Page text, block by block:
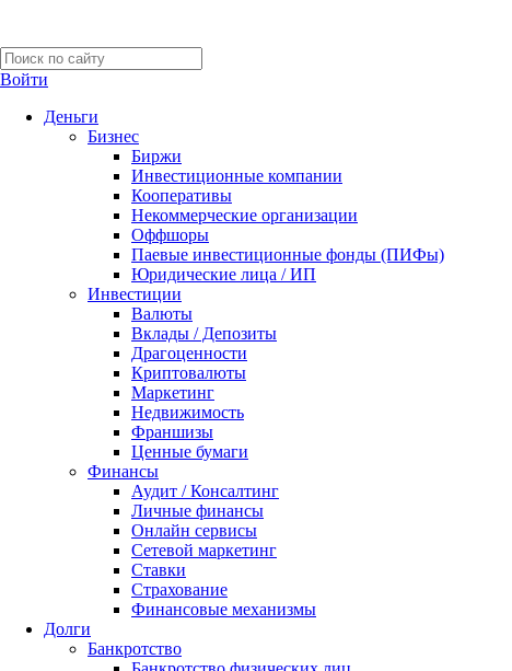
Войти
Деньги
Бизнес
Биржи
Инвестиционные компании
Кооперативы
Некоммерческие организации
Оффшоры
Паевые инвестиционные фонды (ПИФы)
Юридические лица / ИП
Инвестиции
Валюты
Вклады / Депозиты
Драгоценности
Криптовалюты
Маркетинг
Недвижимость
Франшизы
Ценные бумаги
Финансы
Аудит / Консалтинг
Личные финансы
Онлайн сервисы
Сетевой маркетинг
Ставки
Страхование
Финансовые механизмы
Долги
Банкротство